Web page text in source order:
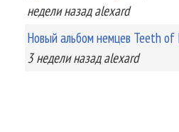
неделиназад alexard
Новый альбом немцев Teeth of
3 неделиназад alexard